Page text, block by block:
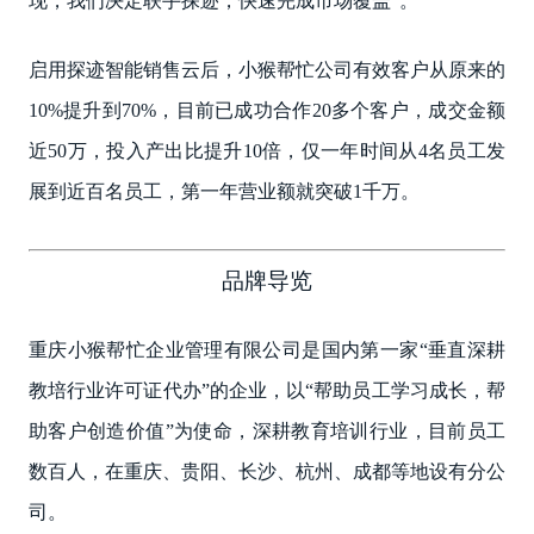
启用探迹智能销售云后，小猴帮忙公司有效客户从原来的
10%提升到70%，目前已成功合作20多个客户，成交金额
近50万，投入产出比提升10倍，仅一年时间从4名员工发
展到近百名员工，第一年营业额就突破1千万。
品牌导览
重庆小猴帮忙企业管理有限公司是国内第一家“垂直深耕
教培行业许可证代办”的企业，以“帮助员工学习成长，帮
助客户创造价值”为使命，深耕教育培训行业，目前员工
数百人，在重庆、贵阳、长沙、杭州、成都等地设有分公
司。